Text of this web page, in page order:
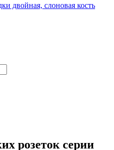
двойная, слоновая кость
розеток серии